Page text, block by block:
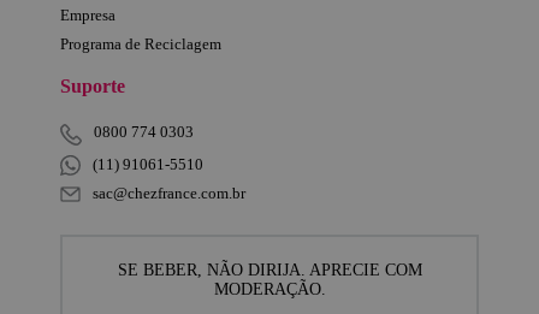
Empresa
Programa de Reciclagem
Suporte
0800 774 0303
(11) 91061-5510
sac@chezfrance.com.br
SE BEBER, NÃO DIRIJA. APRECIE COM
MODERAÇÃO.